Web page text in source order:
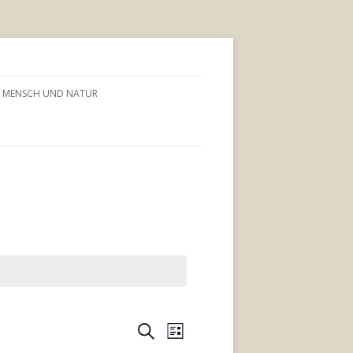
MENSCH UND NATUR
Veranstaltungen
Suche
SucheVeranstaltung
Ansichten-
Liste